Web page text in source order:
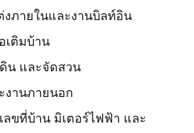
ภายในและงานบิลท์อิน
เติมบ้าน
น และจัดสวน
งานภายนอก
ลขที่บ้าน มิเตอร์ไฟฟ้า และ